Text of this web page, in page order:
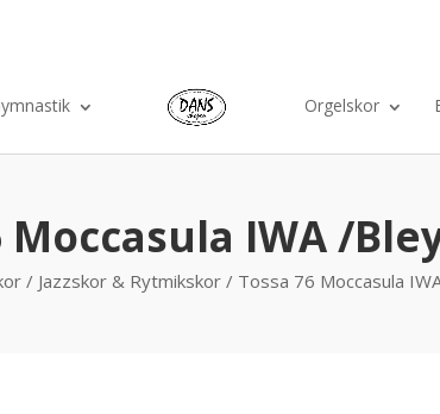
Orgelskor
Moccasula IWA /
/ Jazzskor & Rytmikskor/ Tossa 76 Moccasula